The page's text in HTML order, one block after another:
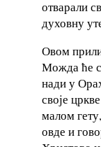
отварали
духовну
Овом
Можда ће
нади у
своје
малом
овде и